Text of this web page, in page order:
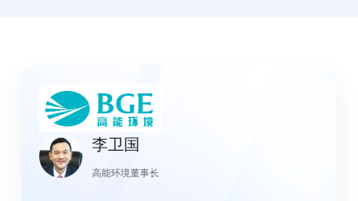
李卫国
高能环境董事长